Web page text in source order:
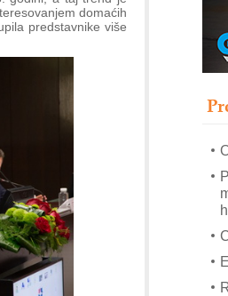
domaćih
predstavnike više